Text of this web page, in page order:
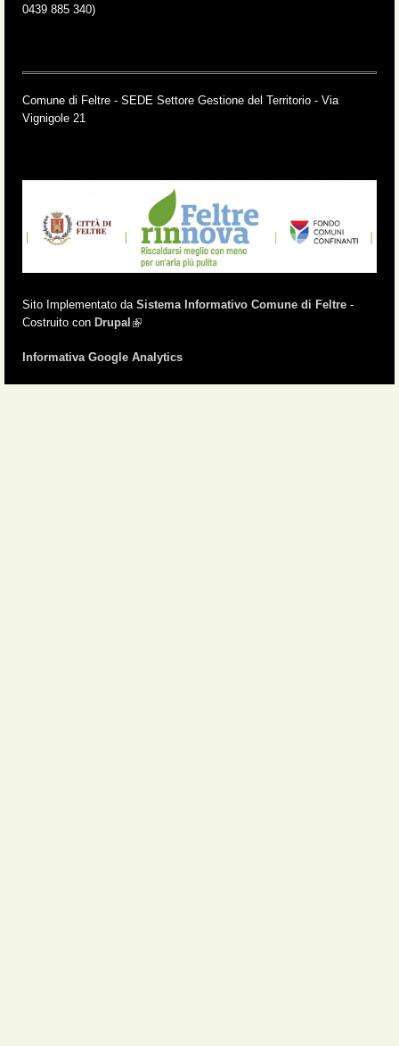
0439 885 340)
Comune di Feltre - SEDE Settore Gestione del Territorio - Via
Vignigole 21
Sito Implementato da Sistema Informativo Comune di Feltre -
Costruito con Drupal (link is external)
Informativa Google Analytics